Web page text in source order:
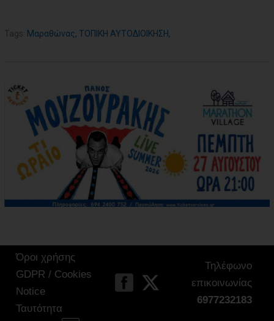
Tags: Μαραθώνας, ΤΟΠΙΚΗ ΑΥΤΟΔΙΟΙΚΗΣΗ,
Όροι χρήσης
GDPR / Cookies
Notice
Ταυτότητα
Τηλέφωνο
επικοινωνίας
6977232183